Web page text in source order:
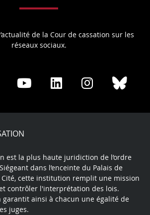
de la Cour de cassation sur les
réseaux sociaux.
Share
Youtube
Share
LinkedIn
Share
Instagram
est la plus haute juridiction de l’ordre
dans l’enceinte du Palais de
cette institution remplit une mission
contrôler l'interprétation des lois.
garantit ainsi à chacun une égalité de
juges.